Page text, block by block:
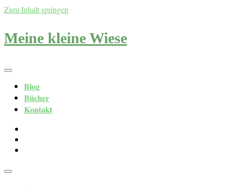
Zum Inhalt springen
Meine kleine Wiese
Blog
Bücher
Kontakt